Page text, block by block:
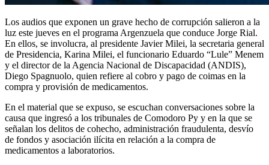
Los audios que exponen un grave hecho de corrupción salieron a la
luz este jueves en el programa Argenzuela que conduce Jorge Rial.
En ellos, se involucra, al presidente Javier Milei, la secretaria general
de Presidencia, Karina Milei, el funcionario Eduardo “Lule” Menem
y el director de la Agencia Nacional de Discapacidad (ANDIS),
Diego Spagnuolo, quien refiere al cobro y pago de coimas en la
compra y provisión de medicamentos.
En el material que se expuso, se escuchan conversaciones sobre la
causa que ingresó a los tribunales de Comodoro Py y en la que se
señalan los delitos de cohecho, administración fraudulenta, desvío
de fondos y asociación ilícita en relación a la compra de
medicamentos a laboratorios.